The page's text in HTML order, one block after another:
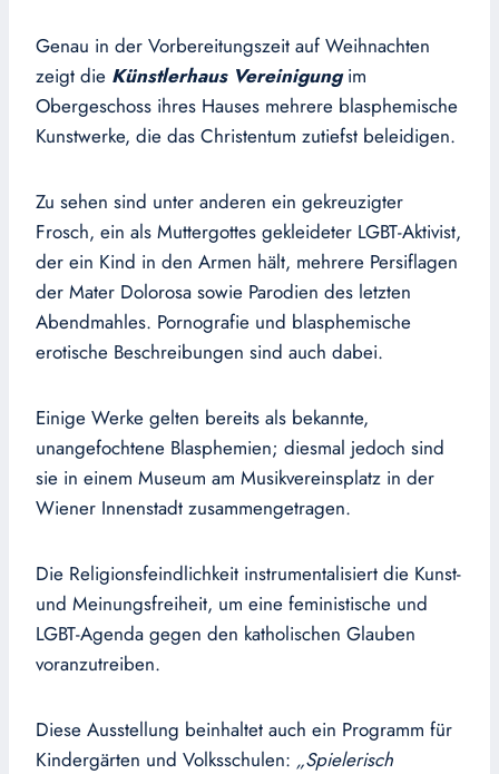
Genau in der Vorbereitungszeit auf Weihnachten
zeigt die Künstlerhaus Vereinigungim
Obergeschoss ihres Hauses mehrere blasphemische
Kunstwerke, die das Christentum zutiefst beleidigen.
Zu sehen sind unter anderen ein gekreuzigter
Frosch, ein als Muttergottes gekleideter LGBT-Aktivist,
der ein Kind in den Armen hält, mehrere Persiflagen
der Mater Dolorosa sowie Parodien des letzten
Abendmahles. Pornografie und blasphemische
erotische Beschreibungen sind auch dabei.
Einige Werke gelten bereits als bekannte,
unangefochtene Blasphemien; diesmal jedoch sind
sie in einem Museum am Musikvereinsplatz in der
Wiener Innenstadt zusammengetragen.
Die Religionsfeindlichkeit instrumentalisiert die Kunst-
und Meinungsfreiheit, um eine feministische und
LGBT-Agenda gegen den katholischen Glauben
voranzutreiben.
Diese Ausstellung beinhaltet auch ein Programm für
Kindergärten und Volksschulen: „Spielerisch